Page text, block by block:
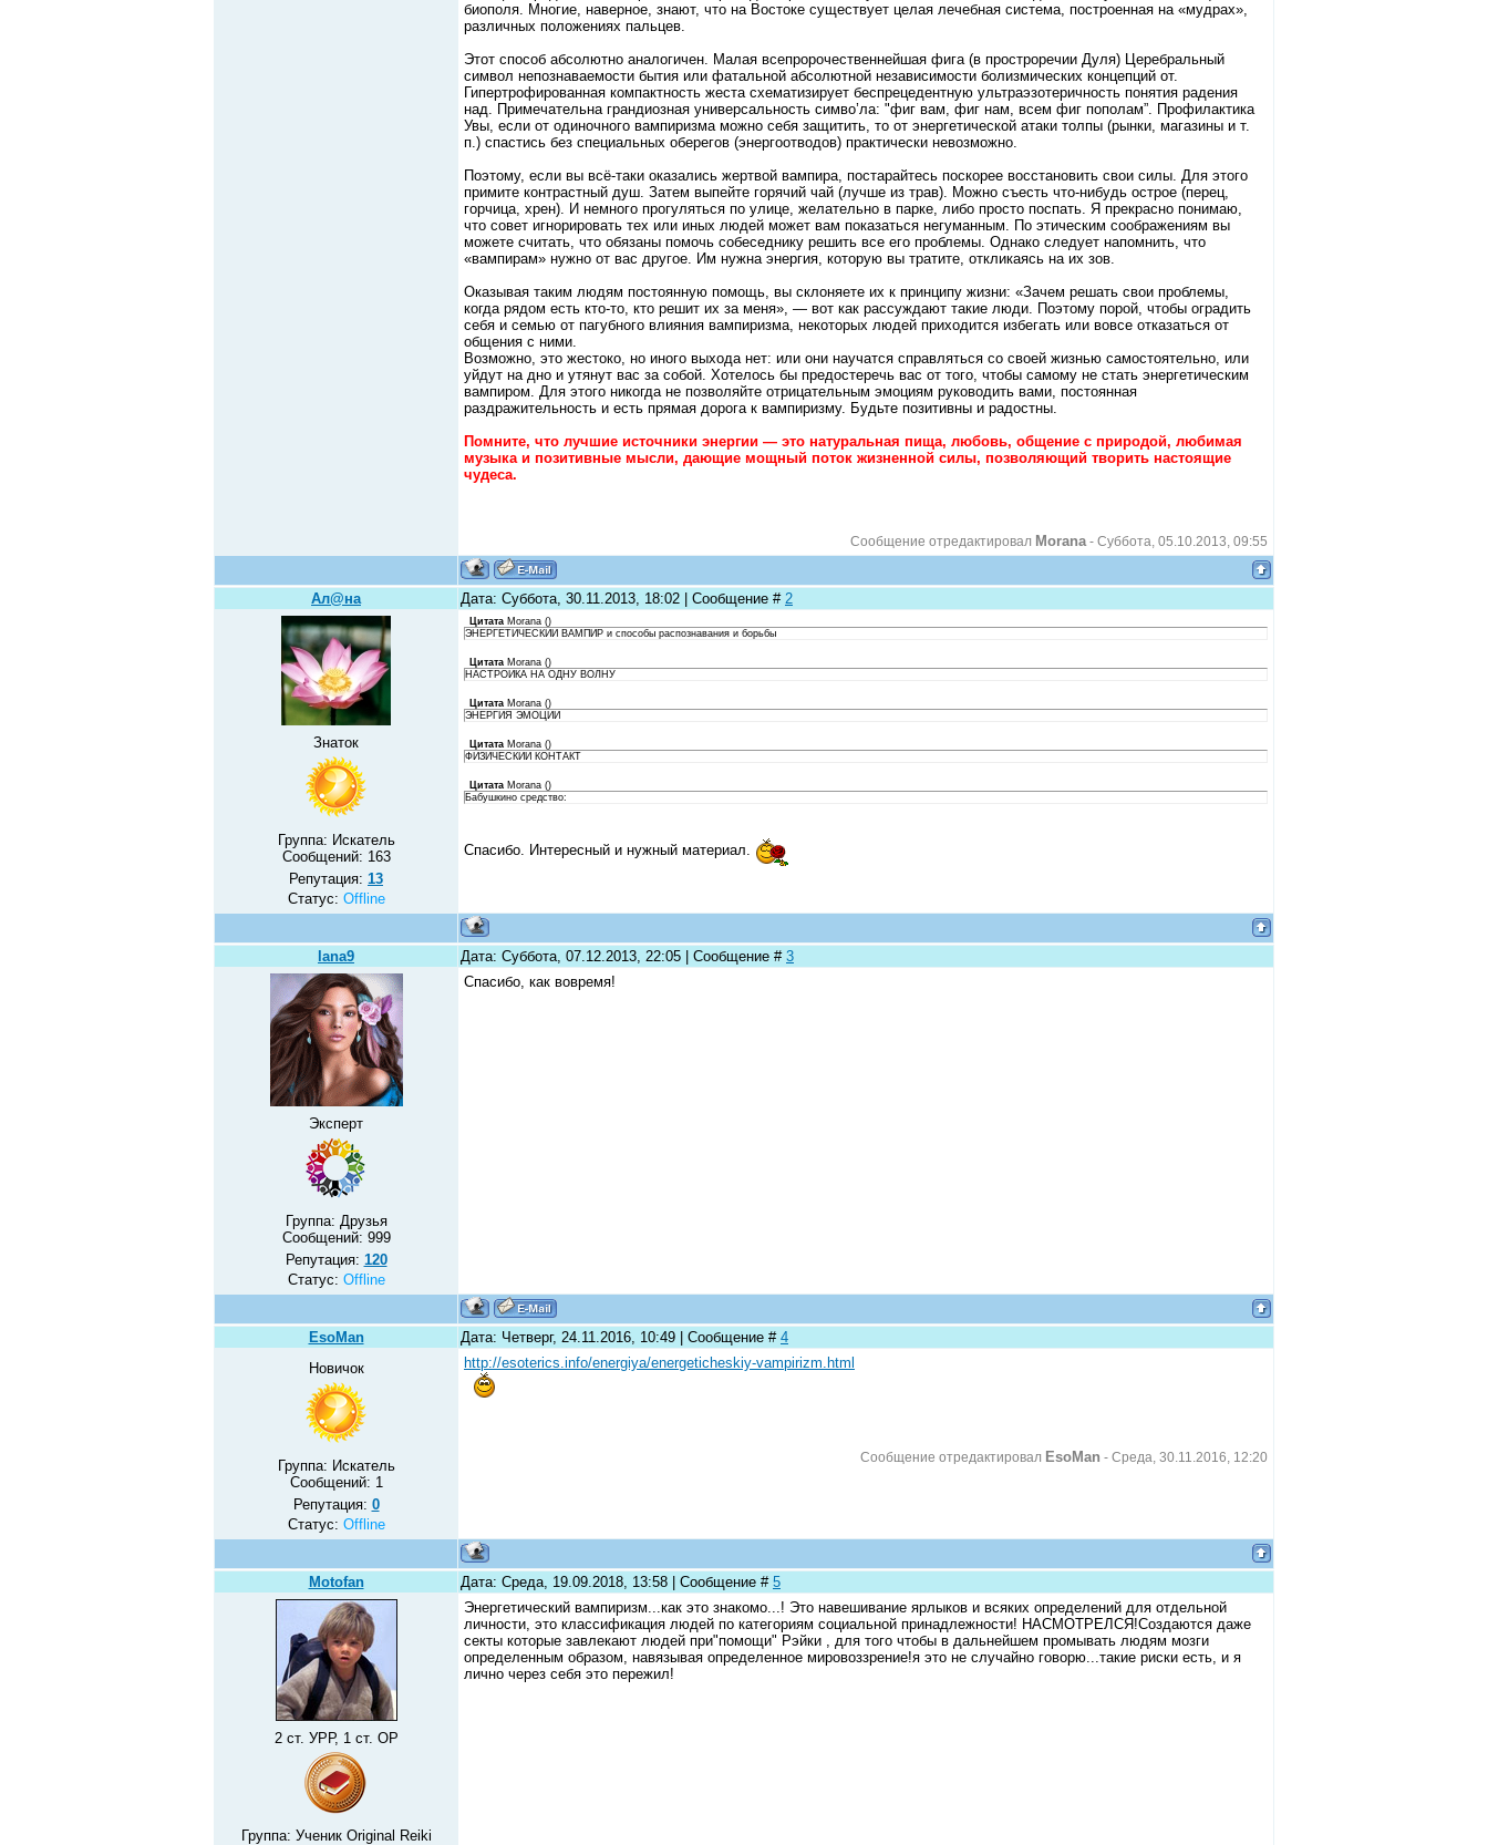
биополя. Многие, наверное, знают, что на Востоке существует целая лечебная система, построенная на «мудрах»,
различных положениях пальцев.
Этот способ абсолютно аналогичен. Малая всепророчественнейшая фига (в простроречии Дуля) Церебральный
символ непознаваемости бытия или фатальной абсолютной независимости болизмических концепций от.
Гипертрофированная компактность жеста схематизирует беспрецедентную ультраэзотеричность понятия радения
над. Примечательна грандиозная универсальность симво’ла: "фиг вам, фиг нам, всем фиг пополам”. Профилактика
Увы, если от одиночного вампиризма можно себя защитить, то от энергетической атаки толпы (рынки, магазины и т.
п.) спастись без специальных оберегов (энергоотводов) практически невозможно.
Поэтому, если вы всё-таки оказались жертвой вампира, постарайтесь поскорее восстановить свои силы. Для этого
примите контрастный душ. Затем выпейте горячий чай (лучше из трав). Можно съесть что-нибудь острое (перец,
горчица, хрен). И немного прогуляться по улице, желательно в парке, либо просто поспать. Я прекрасно понимаю,
что совет игнорировать тех или иных людей может вам показаться негуманным. По этическим соображениям вы
можете считать, что обязаны помочь собеседнику решить все его проблемы. Однако следует напомнить, что
«вампирам» нужно от вас другое. Им нужна энергия, которую вы тратите, откликаясь на их зов.
Оказывая таким людям постоянную помощь, вы склоняете их к принципу жизни: «Зачем решать свои проблемы,
когда рядом есть кто-то, кто решит их за меня», — вот как рассуждают такие люди. Поэтому порой, чтобы оградить
себя и семью от пагубного влияния вампиризма, некоторых людей приходится избегать или вовсе отказаться от
общения с ними.
Возможно, это жестоко, но иного выхода нет: или они научатся справляться со своей жизнью самостоятельно, или
уйдут на дно и утянут вас за собой. Хотелось бы предостеречь вас от того, чтобы самому не стать энергетическим
вампиром. Для этого никогда не позволяйте отрицательным эмоциям руководить вами, постоянная
раздражительность и есть прямая дорога к вампиризму. Будьте позитивны и радостны.
Помните, что лучшие источники энергии — это натуральная пища, любовь, общение с природой, любимая
музыка и позитивные мысли, дающие мощный поток жизненной силы, позволяющий творить настоящие
чудеса.
Сообщение отредактировал Morana - Суббота, 05.10.2013, 09:55
Ал@на Дата: Суббота, 30.11.2013, 18:02 | Сообщение # 2
Знаток
Группа: Искатель
Сообщений: 163
Репутация: 13
Статус: Offline
Цитата Morana ()
ЭНЕРГЕТИЧЕСКИЙ ВАМПИР и способы распознавания и борьбы
Цитата Morana ()
НАСТРОЙКА НА ОДНУ ВОЛНУ
Цитата Morana ()
ЭНЕРГИЯ ЭМОЦИЙ
Цитата Morana ()
ФИЗИЧЕСКИЙ КОНТАКТ
Цитата Morana ()
Бабушкино средство:
Спасибо. Интересный и нужный материал.
lana9 Дата: Суббота, 07.12.2013, 22:05 | Сообщение # 3
Эксперт
Группа: Друзья
Сообщений: 999
Репутация: 120
Статус: Offline
Спасибо, как вовремя!
EsoMan Дата: Четверг, 24.11.2016, 10:49 | Сообщение # 4
Новичок
Группа: Искатель
Сообщений: 1
Репутация: 0
Статус: Offline
http://esoterics.info/energiya/energeticheskiy-vampirizm.html
Сообщение отредактировал EsoMan - Среда, 30.11.2016, 12:20
Motofan Дата: Среда, 19.09.2018, 13:58 | Сообщение # 5
2 ст. УРР, 1 ст. ОР
Группа: Ученик Original Reiki
Энергетический вампиризм...как это знакомо...! Это навешивание ярлыков и всяких определений для отдельной
личности, это классификация людей по категориям социальной принадлежности! НАСМОТРЕЛСЯ!Создаются даже
секты которые завлекают людей при"помощи" Рэйки , для того чтобы в дальнейшем промывать людям мозги
определенным образом, навязывая определенное мировоззрение!я это не случайно говорю...такие риски есть, и я
лично через себя это пережил!